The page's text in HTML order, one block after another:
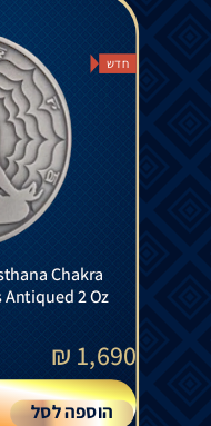
חדש
Chakra
Antiqued 2 Oz
1,690
₪
הוספה לסל